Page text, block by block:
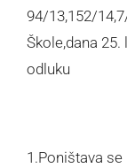
94/13,152/
Škole,dana
odluku
1.Poništava